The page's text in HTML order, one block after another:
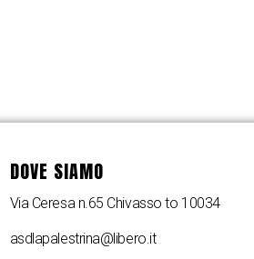
DOVE SIAMO
Via Ceresa n.65 Chivasso to 10034
asdlapalestrina@libero.it